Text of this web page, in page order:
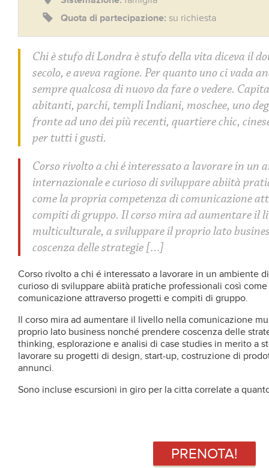
Quota di partecipazione: su richiesta
Chi è stufo di Londra è stufo della vita diceva il
secolo, e aveva ragione. Per quanto uno ci vada
sempre qualcosa di nuovo da fare o vedere.
abitanti, parchi, templi Indiani, moschee, uno
fronte ad uno dei più recenti, quartiere chic,
per tutti i gusti.
Corso rivolto a chi é interessato a lavorare in un
internazionale e curioso di sviluppare abiità
come la propria competenza di comunicazione
compiti di gruppo. Il corso mira ad aumentare il
multiculturale, a sviluppare il proprio lato
coscenza delle strategie […]
Corso rivolto a chi é interessato a lavorare in un ambiente
curioso di sviluppare abiità pratiche professionali così
comunicazione attraverso progetti e compiti di gruppo.
Il corso mira ad aumentare il livello nella comunicazione
proprio lato business nonché prendere coscenza delle
thinking, esplorazione e analisi di case studies in merito a
lavorare su progetti di design, start-up, costruzione di
annunci.
Sono incluse escursioni in giro per la citta correlate a
PRENOTA!